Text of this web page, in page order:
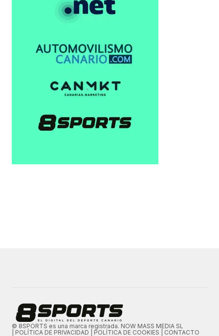
© 8SPORTS es una marca registrada. NOW MASS MEDIA SL
POLÍTICA DE PRIVACIDAD POLÍTICA DE COOKIES CONTACTO